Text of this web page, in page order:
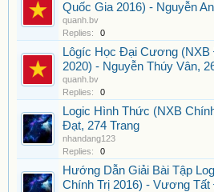
Quốc Gia 2016) - Nguyễn
quanh.bv
Replies:
0
Lôgíc Học Đại Cương
2020) - Nguyễn Thúy Vân,
quanh.bv
Replies:
0
Logic Hình Thức (NXB
Đạt, 274 Trang
nhandang123
Replies:
0
Hướng Dẫn Giải Bài Tập
Chính Trị 2016) - Vương Tất